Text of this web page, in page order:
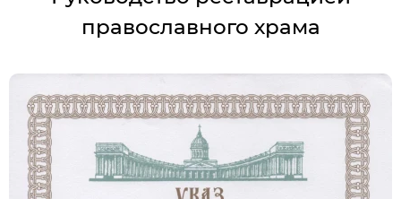
православного храма